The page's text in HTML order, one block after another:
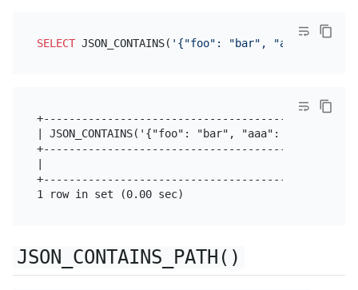
SELECT JSON_CONTAINS( '{"foo": "bar", "aaa": 5}'
| JSON_CONTAINS('{"foo": "bar", "aaa":
JSON_CONTAINS_PATH()